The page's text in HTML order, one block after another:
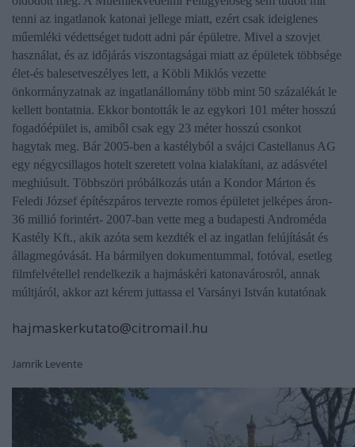
tenni az ingatlanok katonai jellege miatt, ezért csak ideiglenes
műemléki védettséget tudott adni pár épületre. Mivel a szovjet
használat, és az időjárás viszontagságai miatt az épületek többsége
élet-és balesetveszélyes lett, a Köbli Miklós vezette
önkormányzatnak az ingatlanállomány több mint 50 százalékát le
kellett bontatnia. Ekkor bontották le az egykori 101 méter hosszú
fogadóépület is, amiből csak egy 23 méter hosszú csonkot
hagytak meg. Bár 2005-ben a kastélyból a svájci Castellanus AG
egy négycsillagos hotelt szeretett volna kialakítani, az adásvétel
meghiúsult. Többszöri próbálkozás után a Kondor Márton és
Feledi József építészpáros tervezte romos épületet jelképes áron-
36 millió forintért- 2007-ban vette meg a budapesti Androméda
Kastély Kft., akik azóta sem kezdték el az ingatlan felújítását és
állagmegóvását. Ha bármilyen dokumentummal, fotóval, esetleg
filmfelvétellel rendelkezik a hajmáskéri katonavárosról, annak
múltjáról, akkor azt kérem juttassa el Varsányi István kutatónak
hajmaskerkutato@citromail.hu
Jamrik Levente